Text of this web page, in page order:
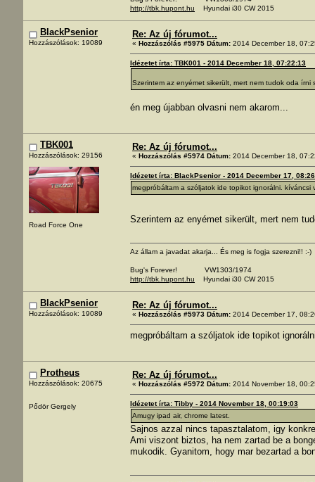
http://tbk.hupont.hu Hyundai i30 CW 2015
BlackPsenior
Hozzászólások: 19089
Re: Az új fórumot...
« Hozzászólás #5975 Dátum: 2014 December 18,
Idézetet írta: TBK001 - 2014 December 18, 07:22:13
Szerintem az enyémet sikerült, mert nem tudok oda írni
én meg újabban olvasni nem akarom...
TBK001
Hozzászólások: 29156
Road Force One
Re: Az új fórumot...
« Hozzászólás #5974 Dátum: 2014 December 18,
Idézetet írta: BlackPsenior - 2014 December 17,
megpróbáltam a szóljatok ide topikot ignorálni. kíváncsi
Szerintem az enyémet sikerült, mert nem
Az állam a javadat akarja... És meg is fogja szerezni!! :-)
Bug's Forever! VW1303/1974
http://tbk.hupont.hu Hyundai i30 CW 2015
BlackPsenior
Hozzászólások: 19089
Re: Az új fórumot...
« Hozzászólás #5973 Dátum: 2014 December 17,
megpróbáltam a szóljatok ide topikot
Protheus
Hozzászólások: 20675
Pődör Gergely
Re: Az új fórumot...
« Hozzászólás #5972 Dátum: 2014 November 18,
Idézetet írta: Tibby - 2014 November 18, 00:19:03
Amugy ipad air, chrome latest.
Sajnos azzal nincs tapasztalatom, igy
Ami viszont biztos, ha nem zartad be a
mukodik. Gyanitom, hogy mar bezartad a